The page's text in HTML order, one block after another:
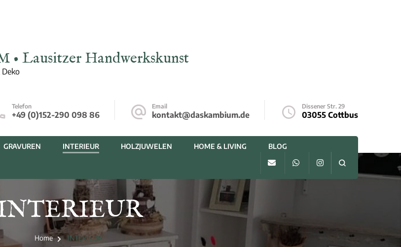
• Lausitzer Handwerkskunst
Telefon
+49 (0)152-290 098 86
Email
kontakt@daskambium.de
Dissener Str. 29
03055 Cottbus
GRAVUREN INTERIEUR HOLZJUWELEN HOME & LIVING BLOG
Home INTERIEUR